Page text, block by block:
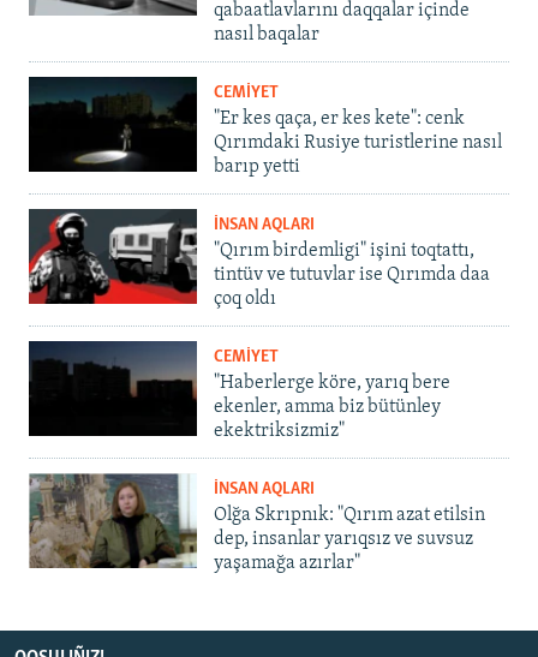
qabaatlavlarını daqqalar içinde
nasıl baqalar
CEMİYET
"Er kes qaça, er kes kete": cenk
Qırımdaki Rusiye turistlerine nasıl
barıp yetti
İNSAN AQLARI
"Qırım birdemligi" işini toqtattı,
tintüv ve tutuvlar ise Qırımda daa
çoq oldı
CEMİYET
"Haberlerge köre, yarıq bere
ekenler, amma biz bütünley
ekektriksizmiz"
İNSAN AQLARI
Olğa Skrıpnık: "Qırım azat etilsin
dep, insanlar yarıqsız ve suvsuz
yaşamağa azırlar"